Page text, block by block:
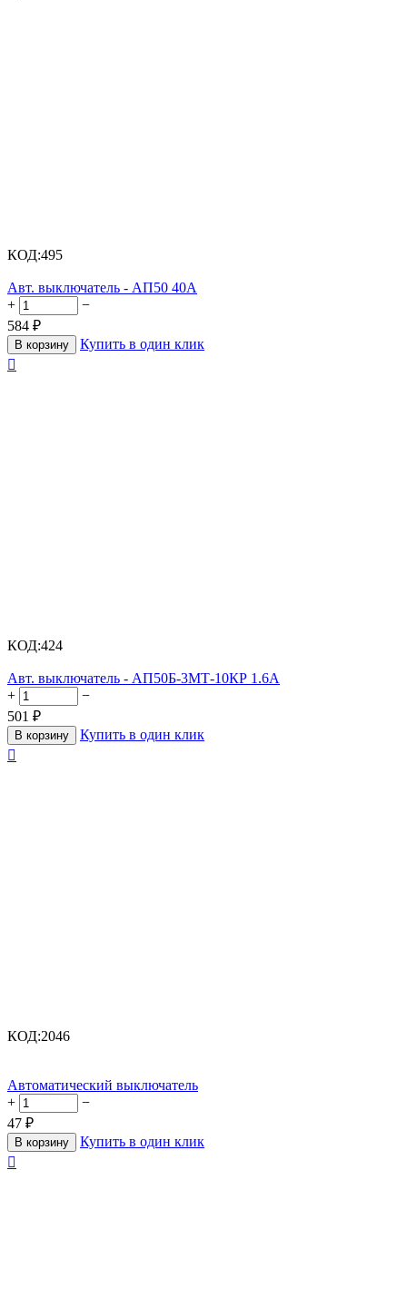
КОД:495
Авт. выключатель - АП50 40А
+
−
584 ₽
В корзину
Купить в один клик

КОД:424
Авт. выключатель - АП50Б-3МТ-10КР 1.6А
+
−
501 ₽
В корзину
Купить в один клик

КОД:2046
Автоматический выключатель
+
−
47 ₽
В корзину
Купить в один клик
